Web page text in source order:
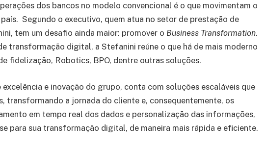
dos bancos no modelo convencional é o que movimentam o
Segundo o executivo, quem atua no setor de prestação de
tem um desafio ainda maior: promover o Business Transformation.
transformação digital, a Stefanini reúne o que há de mais moderno
fidelização, Robotics, BPO, dentre outras soluções.
e inovação do grupo, conta com soluções escaláveis que
transformando a jornada do cliente e, consequentemente, os
em tempo real dos dados e personalização das informações,
para sua transformação digital, de maneira mais rápida e eficiente.